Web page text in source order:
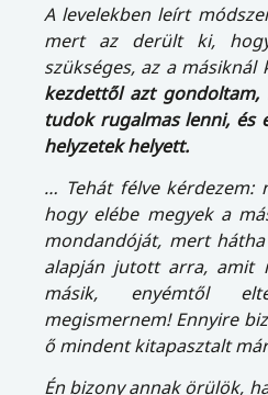
A levelekben leírt
mert az derült ki,
szükséges, az a
kezdettől azt
tudok rugalmas lenni, és
helyzetek helyett.
… Tehát félve kérdezem:
hogy elébe megyek a
mondandóját, mert
alapján jutott arra, amit
másik, enyémtől
megismernem! Ennyire
ő mindent kitapasztalt
Én bizony annak örülök,